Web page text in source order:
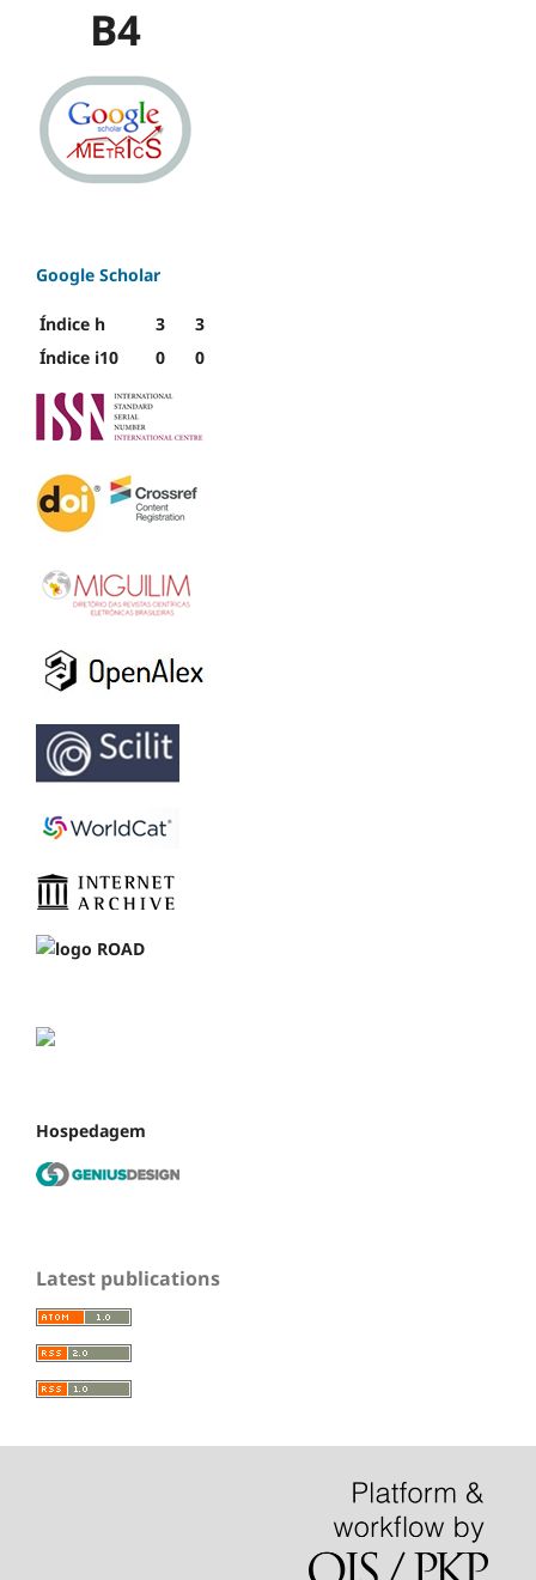
B4
Google Scholar
Índice h 3
3
Índice i10
0 0
Hospedagem
Latest publications